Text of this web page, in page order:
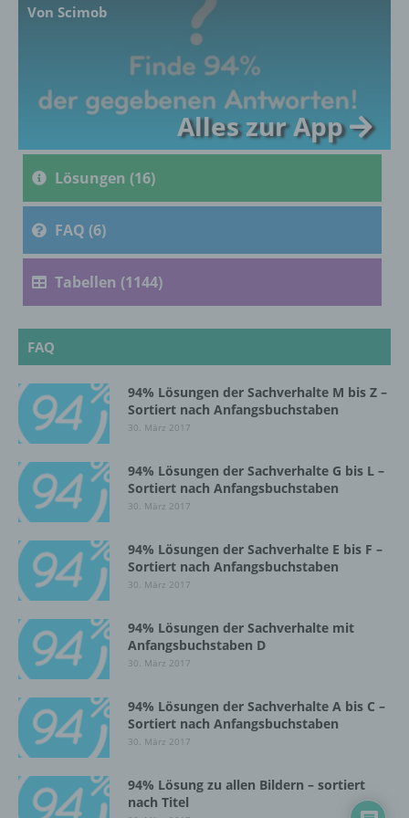
Von Scimob
Alles zur App
Lösungen (16)
FAQ (6)
Tabellen (1144)
FAQ
94% Lösungen der Sachverhalte M bis Z –
Sortiert nach Anfangsbuchstaben
30. März 2017
94% Lösungen der Sachverhalte G bis L –
Sortiert nach Anfangsbuchstaben
30. März 2017
94% Lösungen der Sachverhalte E bis F –
Sortiert nach Anfangsbuchstaben
30. März 2017
94% Lösungen der Sachverhalte mit
Anfangsbuchstaben D
30. März 2017
94% Lösungen der Sachverhalte A bis C –
Sortiert nach Anfangsbuchstaben
30. März 2017
94% Lösung zu allen Bildern – sortiert
nach Titel
c) Verarbeitung
Verarbeitung ist jeder mit oder ohne Hilfe
automatisierter Verfahren ausgeführte
Vorgang oder jede solche Vorgangsreihe im
Zusammenhang mit personenbezogenen
Daten wie das Erheben, das Erfassen, die
Organisation, das Ordnen, die Speicherung,
die Anpassung oder Veränderung, das
Auslesen, das Abfragen, die Verwendung,
Bereitstellung, den Abgleich oder die
d) Einschränkung der Verarbeitung
Einschränkung der Verarbeitung ist die
Markierung gespeicherter
personenbezogener Daten mit dem Ziel, ihre
künftige Verarbeitung einzuschränken.
e) Profiling
Profiling ist jede Art der automatisierten
Verarbeitung personenbezogener Daten, die
darin besteht, dass diese
personenbezogenen Daten verwendet
werden, um bestimmte persönliche Aspekte,
die sich auf eine natürliche Person beziehen,
bezüglich Arbeitsleistung, wirtschaftlicher
Lage, Gesundheit, persönlicher Vorlieben,
Interessen, Zuverlässigkeit, Verhalten,
natürlichen Person zu analysieren oder
vorherzusagen.